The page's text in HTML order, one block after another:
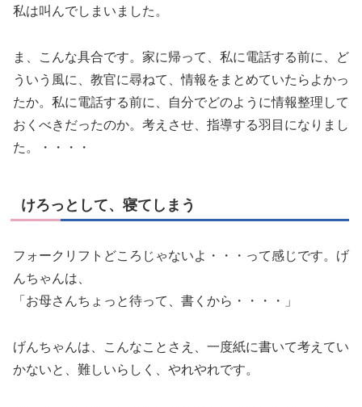
私は叫んでしまいました。
ま、こんな具合です。家に帰って、私に電話する前に、ど
ういう風に、教官に尋ねて、情報をまとめていたらよかっ
たか。私に電話する前に、自分でどのように情報整理して
おくべきだったのか。考えさせ、指導する羽目になりまし
た。・・・・
けろっとして、寝てしまう
フォークリフトどころじゃないよ・・・って感じです。げ
んちゃんは、
「お母さんちょっと待って、書くから・・・・」
げんちゃんは、こんなことさえ、一度紙に書いて考えてい
かないと、難しいらしく、やれやれです。